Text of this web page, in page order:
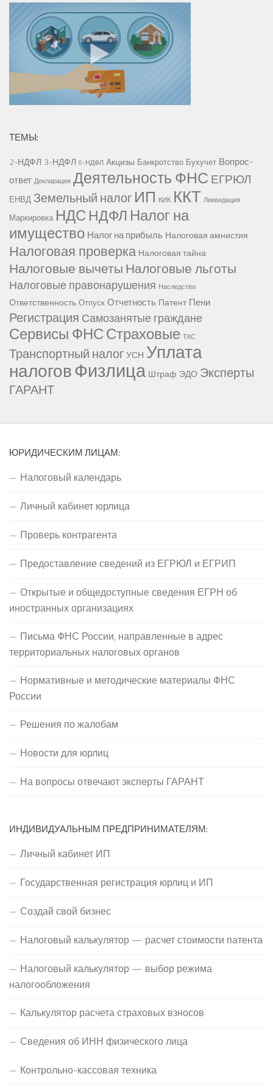
ТЕМЫ:
2-НДФЛ 3-НДФЛ 6-НДФЛ Акцизы Банкротство Бухучет Вопрос-
ответ Декларация Деятельность ФНС ЕГРЮЛ
ЕНВД Земельный налог ИП КИК ККТ Ликвидация
Маркировка НДС НДФЛ Налог на
имущество Налог на прибыль Налоговая амнистия
Налоговая проверка Налоговая тайна
Налоговые вычетыНалоговые льготы
Налоговые правонарушения Наследство
Ответственность Отпуск Отчетность Патент Пени
Регистрация Самозанятые граждане
Сервисы ФНССтраховые ТКС
Транспортный налогУСН Уплата
налоговФизлица Штраф ЭДО Эксперты
ГАРАНТ
ЮРИДИЧЕСКИМ ЛИЦАМ:
Налоговый календарь
Личный кабинет юрлица
Проверь контрагента
Предоставление сведений из ЕГРЮЛ и ЕГРИП
Открытые и общедоступные сведения ЕГРН об
иностранных организациях
Письма ФНС России, направленные в адрес
территориальных налоговых органов
Нормативные и методические материалы ФНС
России
Решения по жалобам
Новости для юрлиц
На вопросы отвечают эксперты ГАРАНТ
ИНДИВИДУАЛЬНЫМ ПРЕДПРИНИМАТЕЛЯМ:
Личный кабинет ИП
Государственная регистрация юрлиц и ИП
Создай свой бизнес
Налоговый калькулятор — расчет стоимости патента
Налоговый калькулятор — выбор режима
налогообложения
Калькулятор расчета страховых взносов
Сведения об ИНН физического лица
Контрольно-кассовая техника